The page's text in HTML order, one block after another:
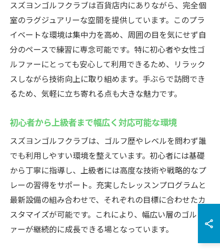
スズヨンゴルフクラブは百貨店内にありながら、完全個
室のラグジュアリーな空間を提供しています。このプラ
イベートな環境は集中力を高め、周囲の目を気にせず自
分のペースで練習に専念可能です。特に初心者や女性ゴ
ルファーにとっても安心して利用できるため、リラック
スしながら技術向上に取り組めます。手ぶらで訪問でき
るため、気軽に立ち寄れる点も大きな魅力です。
初心者から上級者まで幅広く対応可能な環境
スズヨンゴルフクラブは、ゴルフ歴やレベルを問わず誰
でも利用しやすい環境を整えています。初心者には基礎
から丁寧に指導し、上級者には高度な技術や戦略的なプ
レーの習得をサポート。充実したレッスンプログラムと
最新設備の組み合わせで、それぞれの目標に合わせたカ
スタマイズが可能です。これにより、幅広い層のゴルフ
ァーが継続的に成長できる場となっています。